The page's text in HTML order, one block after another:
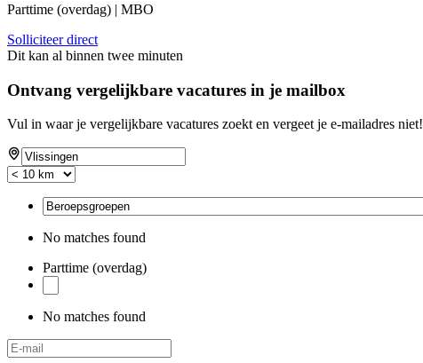
Parttime (overdag) | MBO
Solliciteer direct
Dit kan al binnen twee minuten
Ontvang vergelijkbare vacatures in je mailbox
Vul in waar je vergelijkbare vacatures zoekt en vergeet je e-mailadres niet!
No matches found
Parttime (overdag)
No matches found